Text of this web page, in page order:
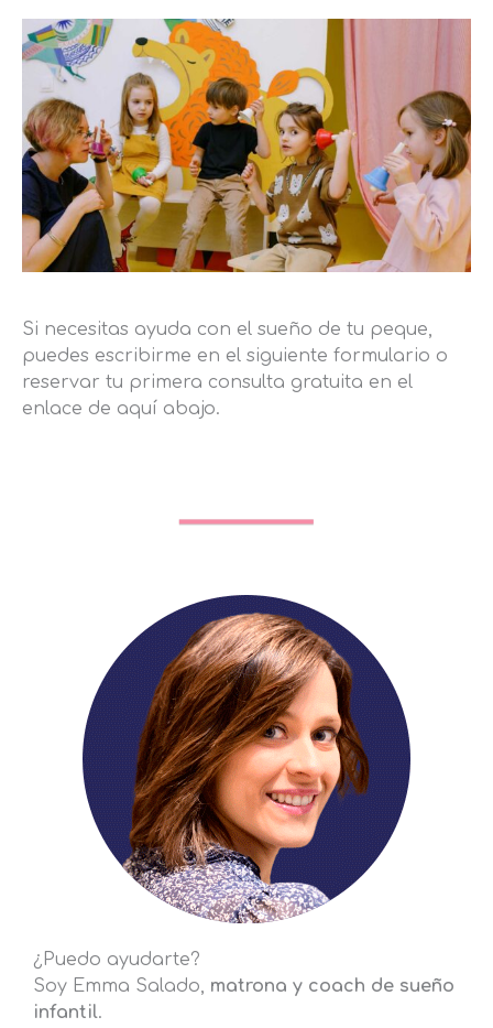
Si necesitas ayuda con el sueño de tu peque,
puedes escribirme en el siguiente formulario o
reservar tu primera consulta gratuita en el
enlace de aquí abajo.
¿Puedo ayudarte?
Soy Emma Salado, matrona y coach de sueño
infantil.